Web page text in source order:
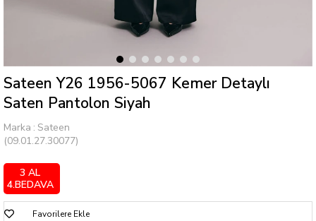
Sateen Y26 1956-5067 Kemer Detaylı
Saten Pantolon Siyah
Marka : Sateen
(09.01.27.30077)
3 AL
4.BEDAVA
Favorilere Ekle